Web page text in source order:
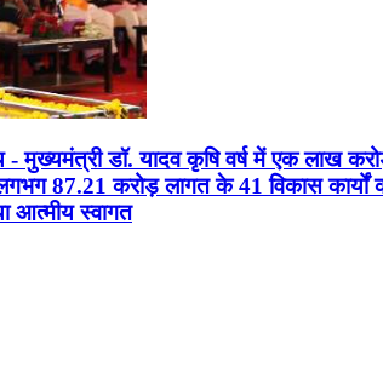
डॉ. यादव कृषि वर्ष में एक लाख
87.21 करोड़ लागत के 41 विकास कार्यों
आत्मीय स्वागत